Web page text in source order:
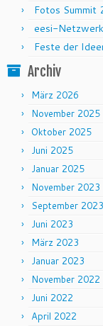
Fotos Summit
eesi-
Feste der
Archiv
März 2026
November 2025
Oktober 2025
Juni 2025
Januar 2025
November 2023
September 2023
Juni 2023
März 2023
Januar 2023
November 2022
Juni 2022
April 2022